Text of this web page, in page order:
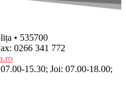
• 535700
0266 341 772
15.30; Joi: 07.00-18.00;